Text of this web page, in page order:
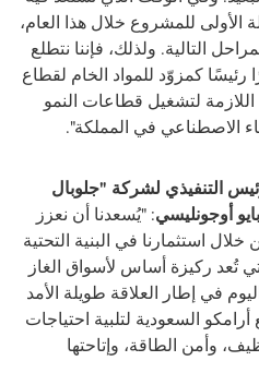
الأولى للمشروع خلال هذا العام،
التالية. ولذلك، فإننا نتطلع
كمزوّد للمواد الخام لقطاع
اللازمة لتشغيل قطاعات النمو
الاصطناعي في المملكة".
التنفيذي لشركة "جلوبال
أوجونليسي: "يُسعدنا أن نعزز
استثمارنا في البنية التحتية
تُعد ركيزة أساس لأسواق الغاز
في إطار العلاقة طويلة الأمد
السعودية لتلبية احتياجات
وأمن الطاقة، وإتاحتها